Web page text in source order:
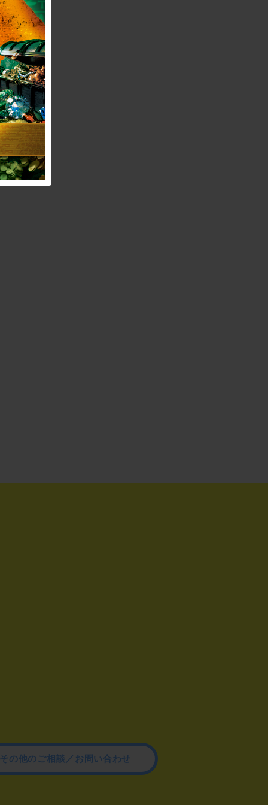
その他のご相談／お問い合わせ